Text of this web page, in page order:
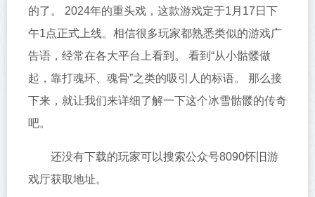
的了。 2024年的重头戏，这款游戏定于1月17日下
午1点正式上线。相信很多玩家都熟悉类似的游戏广
告语，经常在各大平台上看到。 看到“从小骷髅做
起，靠打魂环、魂骨”之类的吸引人的标语。 那么接
下来，就让我们来详细了解一下这个冰雪骷髅的传奇
吧。
还没有下载的玩家可以搜索公众号8090怀旧游
戏厅获取地址。